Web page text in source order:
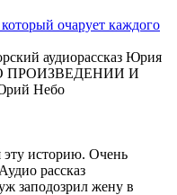
очарует каждого
аудиорассказ Юрия
О ПРОИЗВЕДЕНИИ И
Небо
историю. Очень
рассказ
заподозрил жену в